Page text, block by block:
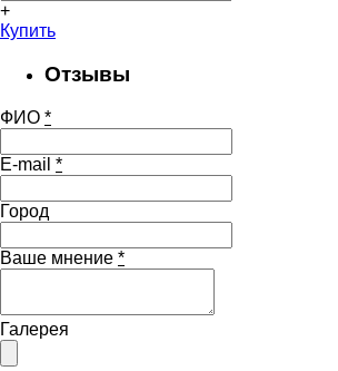
+
Купить
Отзывы
ФИО *
E-mail *
Город
Ваше мнение *
Галерея